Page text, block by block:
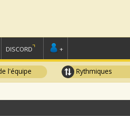
DISCORD +
l'équipe Rythmiques